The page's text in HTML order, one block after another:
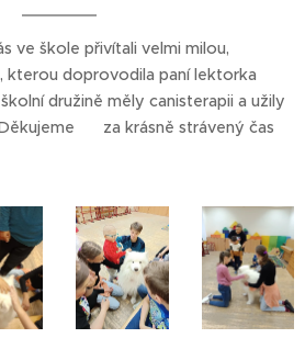
ve škole přivítali velmi milou,
kterou doprovodila paní lektorka
družině měly canisterapii a užily
👏 za krásně strávený čas